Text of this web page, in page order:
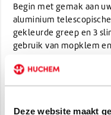
Deze website maakt
Begin met gemak aan
aluminium
gekleurde greep en 3
gebruik van mopklem
Ontworpen met een